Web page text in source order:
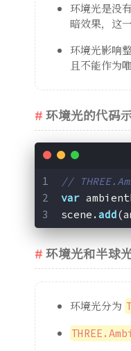
环境光是没
暗效果，这
环境光影响
且不能作为
环境光的代码
//
var
scene.add
环境光和半球
环境光分为